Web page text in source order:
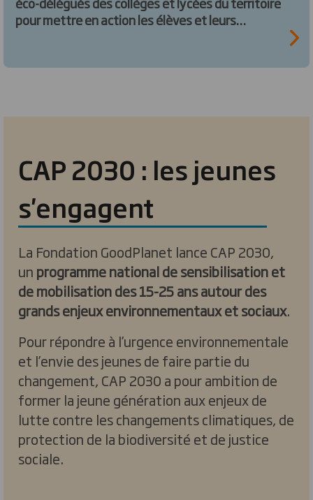
pour mettre en action les élèves et leurs
(organisation d’évènements dans
biodiversité dans les établissements (nichoirs,
CAP 2030 : les jeunes
s'engagent
La Fondation GoodPlanet lance CAP 2030,
un programme national de sensibilisation et
de mobilisation des 15-25 ans autour des
grands enjeux environnementaux et sociaux.
Pour répondre à l’urgence environnementale
et l’envie des jeunes de faire partie du
changement, CAP 2030 a pour ambition de
former la jeune génération aux enjeux de
lutte contre les changements climatiques, de
protection de la biodiversité et de justice
sociale.